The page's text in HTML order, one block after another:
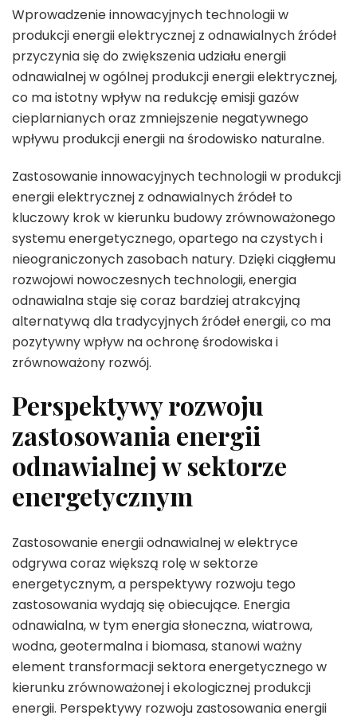
Wprowadzenie innowacyjnych technologii w
produkcji energii elektrycznej z odnawialnych źródeł
przyczynia się do zwiększenia udziału energii
odnawialnej w ogólnej produkcji energii elektrycznej,
co ma istotny wpływ na redukcję emisji gazów
cieplarnianych oraz zmniejszenie negatywnego
wpływu produkcji energii na środowisko naturalne.
Zastosowanie innowacyjnych technologii w produkcji
energii elektrycznej z odnawialnych źródeł to
kluczowy krok w kierunku budowy zrównoważonego
systemu energetycznego, opartego na czystych i
nieograniczonych zasobach natury. Dzięki ciągłemu
rozwojowi nowoczesnych technologii, energia
odnawialna staje się coraz bardziej atrakcyjną
alternatywą dla tradycyjnych źródeł energii, co ma
pozytywny wpływ na ochronę środowiska i
zrównoważony rozwój.
Perspektywy rozwoju
zastosowania energii
odnawialnej w sektorze
energetycznym
Zastosowanie energii odnawialnej w elektryce
odgrywa coraz większą rolę w sektorze
energetycznym, a perspektywy rozwoju tego
zastosowania wydają się obiecujące. Energia
odnawialna, w tym energia słoneczna, wiatrowa,
wodna, geotermalna i biomasa, stanowi ważny
element transformacji sektora energetycznego w
kierunku zrównoważonej i ekologicznej produkcji
energii. Perspektywy rozwoju zastosowania energii